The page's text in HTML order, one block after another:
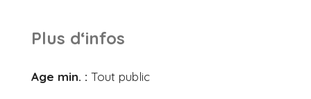
Plus d‘infos
Age min. : Tout public